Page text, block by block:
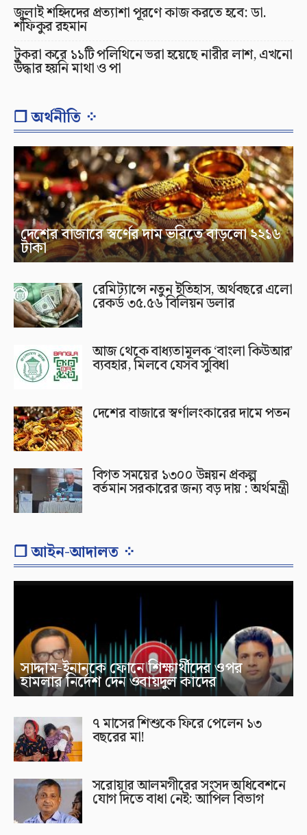
জুলাই শহিদদের প্রত্যাশা পূরণে কাজ করতে হবে: ডা.
শফিকুর রহমান
টুকরা করে ১১টি পলিথিনে ভরা হয়েছে নারীর লাশ, এখনো
উদ্ধার হয়নি মাথা ও পা
❐ অর্থনীতি ⁘
দেশের বাজারে স্বর্ণের দাম ভরিতে বাড়লো ২২১৬
টাকা
রেমিট্যান্সে নতুন ইতিহাস, অর্থবছরে এলো
রেকর্ড ৩৫.৫৬ বিলিয়ন ডলার
আজ থেকে বাধ্যতামূলক ‘বাংলা কিউআর’
ব্যবহার, মিলবে যেসব সুবিধা
দেশের বাজারে স্বর্ণালংকারের দামে পতন
বিগত সময়ের ১৩০০ উন্নয়ন প্রকল্প
বর্তমান সরকারের জন্য বড় দায় : অর্থমন্ত্রী
❐ আইন-আদালত ⁘
সাদ্দাম-ইনানকে ফোনে শিক্ষার্থীদের ওপর
হামলার নির্দেশ দেন ওবায়দুল কাদের
৭ মাসের শিশুকে ফিরে পেলেন ১৩
বছরের মা!
সরোয়ার আলমগীরের সংসদ অধিবেশনে
যোগ দিতে বাধা নেই: আপিল বিভাগ